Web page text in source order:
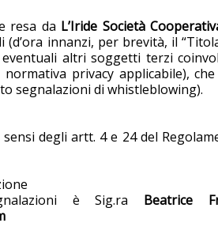
resa da L’Iride Società
innanzi, per brevità, il
altri soggetti terzi
privacy applicabile),
segnalazioni di whistleblowing).
degli artt. 4 e 24 del
è Sig.ra Beatrice